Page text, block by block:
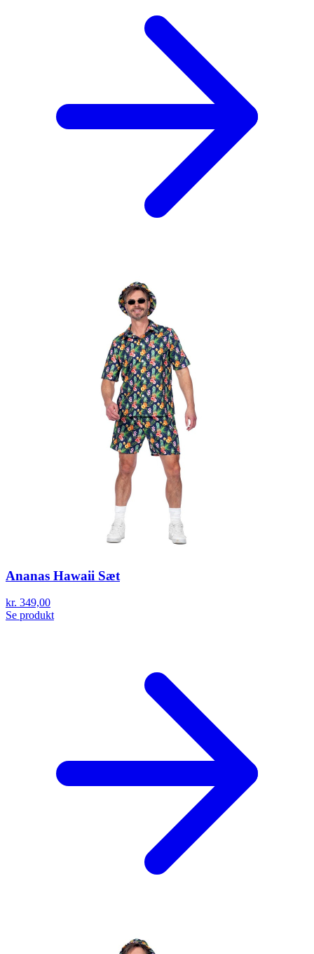
Ananas Hawaii Sæt
kr. 349,00
Se produkt